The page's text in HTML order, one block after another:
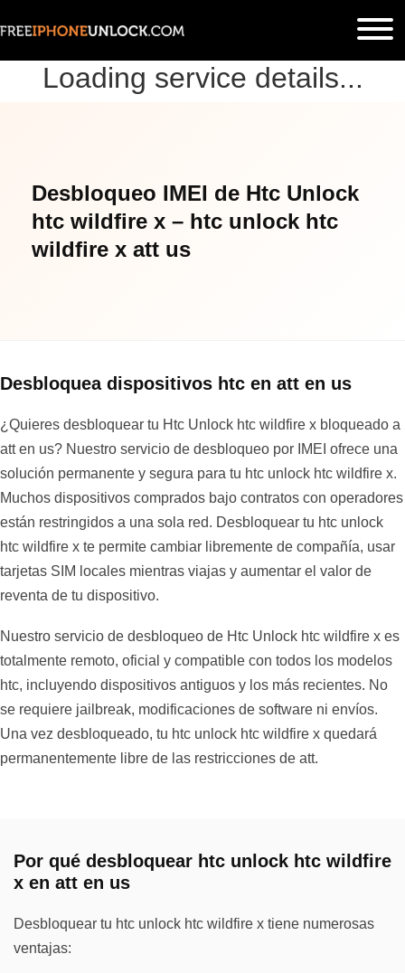
Loading service details...
Desbloqueo IMEI de Htc Unlock
htc wildfire x – htc unlock htc
wildfire x att us
Desbloquea dispositivos htc en att en us
¿Quieres desbloquear tu Htc Unlock htc wildfire x bloqueado a
att en us? Nuestro servicio de desbloqueo por IMEI ofrece una
solución permanente y segura para tu htc unlock htc wildfire x.
Muchos dispositivos comprados bajo contratos con operadores
están restringidos a una sola red. Desbloquear tu htc unlock
htc wildfire x te permite cambiar libremente de compañía, usar
tarjetas SIM locales mientras viajas y aumentar el valor de
reventa de tu dispositivo.
Nuestro servicio de desbloqueo de Htc Unlock htc wildfire x es
totalmente remoto, oficial y compatible con todos los modelos
htc, incluyendo dispositivos antiguos y los más recientes. No
se requiere jailbreak, modificaciones de software ni envíos.
Una vez desbloqueado, tu htc unlock htc wildfire x quedará
permanentemente libre de las restricciones de att.
Por qué desbloquear htc unlock htc wildfire
x en att en us
Desbloquear tu htc unlock htc wildfire x tiene numerosas
ventajas: